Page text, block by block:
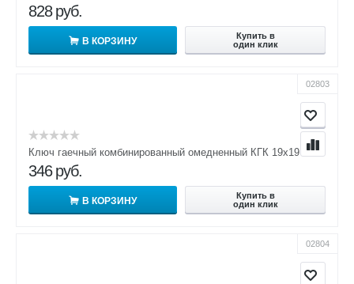
828 руб.
В КОРЗИНУ
Купить в
один клик
02803
Ключ гаечный комбинированный омедненный КГК 19х19
346 руб.
В КОРЗИНУ
Купить в
один клик
02804